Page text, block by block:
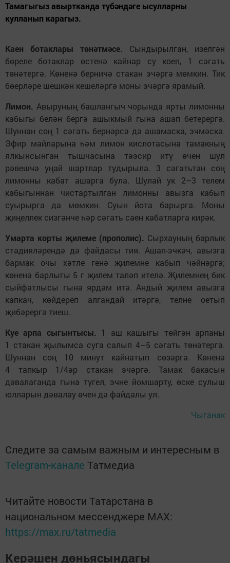
Тамагыгыз авыртканда түбәндәге ысулларны
кулланып карагыз.
Каен ботаклары төнәтмәсе. Сындырылган, изелгән
бөреле ботаклар өстенә кайнар су коеп, 1 сәгать
төнәтергә. Көненә берничә стакан эчәргә мөмкин. Тик
бөерләре шешкән кешеләргә моны эчәргә ярамый.
Лимон. Авыруның башлангыч чорында ярты лимонны
кабыгы белән бергә ашыкмый гына ашап бетерергә.
Шуннан соң 1 сәгать бернәрсә дә ашамаска, эчмәскә.
Эфир майларына һәм лимон кислотасына тамакның
ялкынсынган тышчасына тәэсир итү өчен шул
рәвешчә уңай шартлар тудырыла. 3 сәгатьтән соң
лимонны кабат ашарга була. Шулай ук 2–3 телем
кабыгыннан чистартылган лимонны авызга кабып
суырырга да мөмкин. Суын йота барырга. Моны
җиңеллек сизгәнче һәр сәгать саен кабатларга кирәк.
Умарта корты җилеме (прополис). Сырхауның барлык
стадияләрендә дә файдасы тия. Ашап-эчкәч, авызга
бармак очы хәтле генә җилемне кабып чәйнәргә;
көненә барлыгы 5 г җилем таләп ителә. Җилемнең бик
сыйфатлысы гына ярдәм итә. Андый җилем авызга
капкач, көйдереп алгандай итәргә, телне оетып
җибәрергә тиеш.
Куе арпа сыгынтысы. 1 аш кашыгы төйгән арпаны
1 стакан җылымса суга салып 4–5 сәгать төнәтергә.
Шуннан соң 10 минут кайнатып сөзәргә. Көненә
4 тапкыр 1/4әр стакан эчәргә. Тамак бакасын
дәвалаганда гына түгел, эчне йомшарту, өске сулыш
юлларын дәвалау өчен дә файдалы ул.
Чыганак
Следите за самым важным и интересным в
Telegram-канале Татмедиа
Читайте новости Татарстана в
национальном мессенджере MАХ:
https://max.ru/tatmedia
Керәшен дөньясындагы